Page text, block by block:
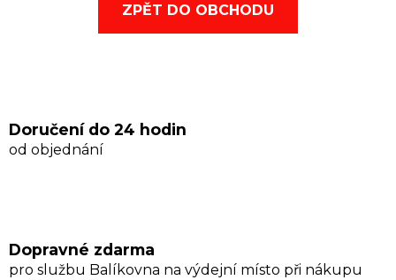
ZPĚT DO OBCHODU
Doručení do 24 hodin
od objednání
Dopravné zdarma
pro službu Balíkovna na výdejní místo při nákupu